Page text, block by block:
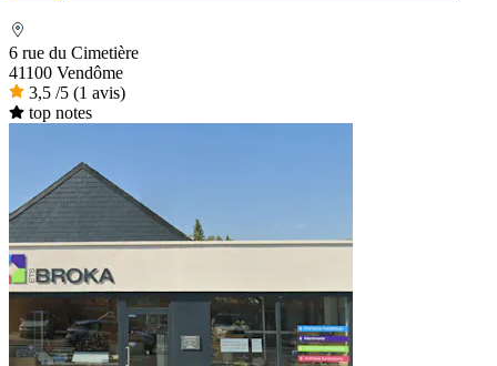
6 rue du Cimetière
41100 Vendôme
3,5 /5 (1 avis)
top notes